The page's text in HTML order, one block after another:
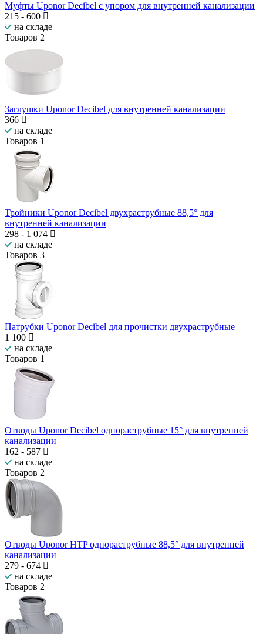
Муфты Uponor Decibel с упором для внутренней канализации
215 - 600
на складе
Товаров 2
Заглушки Uponor Decibel для внутренней канализации
366
на складе
Товаров 1
Тройники Uponor Decibel двухраструбные 88,5° для
внутренней канализации
298 - 1 074
на складе
Товаров 3
Патрубки Uponor Decibel для прочистки двухраструбные
1 100
на складе
Товаров 1
Отводы Uponor Decibel однораструбные 15° для внутренней
канализации
162 - 587
на складе
Товаров 2
Отводы Uponor HTP однораструбные 88,5° для внутренней
канализации
279 - 674
на складе
Товаров 2